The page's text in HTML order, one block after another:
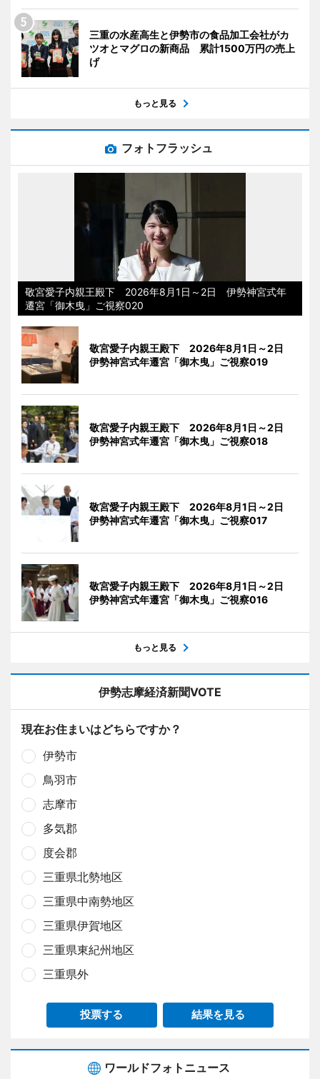
三重の水産高生と伊勢市の食品加工会社がカ
ツオとマグロの新商品 累計1500万円の売上
げ
もっと見る
フォトフラッシュ
敬宮愛子内親王殿下 2026年8月1日～2日 伊勢神宮式年
遷宮「御木曳」ご視察020
敬宮愛子内親王殿下 2026年8月1日～2日
伊勢神宮式年遷宮「御木曳」ご視察019
敬宮愛子内親王殿下 2026年8月1日～2日
伊勢神宮式年遷宮「御木曳」ご視察018
敬宮愛子内親王殿下 2026年8月1日～2日
伊勢神宮式年遷宮「御木曳」ご視察017
敬宮愛子内親王殿下 2026年8月1日～2日
伊勢神宮式年遷宮「御木曳」ご視察016
もっと見る
伊勢志摩経済新聞VOTE
現在お住まいはどちらですか？
伊勢市
鳥羽市
志摩市
多気郡
度会郡
三重県北勢地区
三重県中南勢地区
三重県伊賀地区
三重県東紀州地区
三重県外
投票する 結果を見る
ワールドフォトニュース